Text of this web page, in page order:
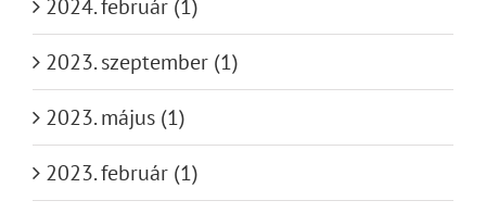
2024. február (1)
2023. szeptember (1)
2023. május (1)
2023. február (1)